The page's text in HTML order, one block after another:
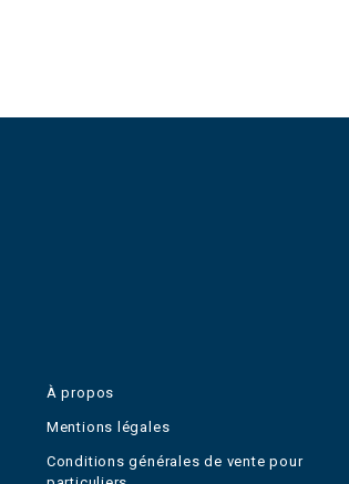
À propos
Mentions légales
Conditions générales de vente pour